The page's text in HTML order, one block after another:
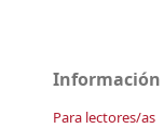
Información
Para lectores/as